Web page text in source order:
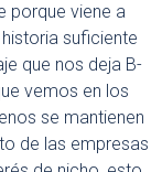
porque viene a
suficiente
que nos deja B-
vemos en los
se mantienen
de las empresas